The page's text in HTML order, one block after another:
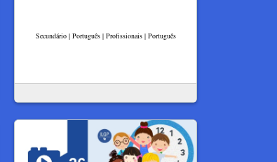
Secundário | Português | Profissionais | Português